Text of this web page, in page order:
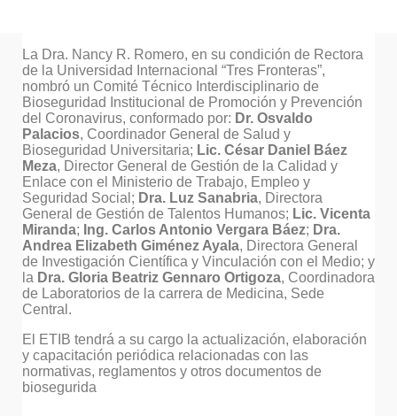
La Dra. Nancy R. Romero, en su condición de Rectora
de la Universidad Internacional “Tres Fronteras”,
nombró un Comité Técnico Interdisciplinario de
Bioseguridad Institucional de Promoción y Prevención
del Coronavirus, conformado por: Dr. Osvaldo
Palacios, Coordinador General de Salud y
Bioseguridad Universitaria; Lic. César Daniel Báez
Meza, Director General de Gestión de la Calidad y
Enlace con el Ministerio de Trabajo, Empleo y
Seguridad Social; Dra. Luz Sanabria, Directora
General de Gestión de Talentos Humanos; Lic. Vicenta
Miranda; Ing. Carlos Antonio Vergara Báez; Dra.
Andrea Elizabeth Giménez Ayala, Directora General
de Investigación Científica y Vinculación con el Medio; y
la Dra. Gloria Beatriz Gennaro Ortigoza, Coordinadora
de Laboratorios de la carrera de Medicina, Sede
Central.
El ETIB tendrá a su cargo la actualización, elaboración
y capacitación periódica relacionadas con las
normativas, reglamentos y otros documentos de
biosegurida